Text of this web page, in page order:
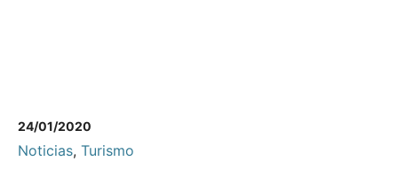
24/01/2020
Noticias, Turismo